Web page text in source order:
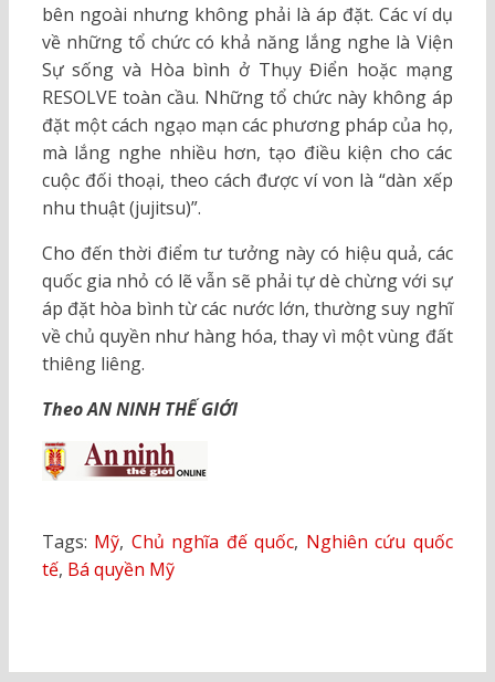
bên ngoài nhưng không phải là áp đặt. Các ví dụ
về những tổ chức có khả năng lắng nghe là Viện
Sự sống và Hòa bình ở Thụy Điển hoặc mạng
RESOLVE toàn cầu. Những tổ chức này không áp
đặt một cách ngạo mạn các phương pháp của họ,
mà lắng nghe nhiều hơn, tạo điều kiện cho các
cuộc đối thoại, theo cách được ví von là “dàn xếp
nhu thuật (jujitsu)”.
Cho đến thời điểm tư tưởng này có hiệu quả, các
quốc gia nhỏ có lẽ vẫn sẽ phải tự dè chừng với sự
áp đặt hòa bình từ các nước lớn, thường suy nghĩ
về chủ quyền như hàng hóa, thay vì một vùng đất
thiêng liêng.
Theo AN NINH THẾ GIỚI
Tags: Mỹ, Chủ nghĩa đế quốc, Nghiên cứu quốc
tế, Bá quyền Mỹ